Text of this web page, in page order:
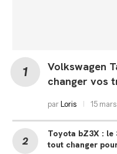
Volkswagen
changer vos
parLoris 15
Toyota bZ3X : le
tout changer